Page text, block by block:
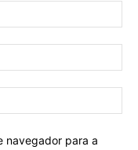
navegador para a